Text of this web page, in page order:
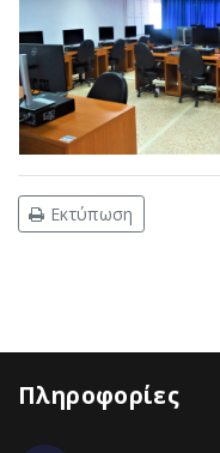
Εκτύπωση
Πληροφορίες